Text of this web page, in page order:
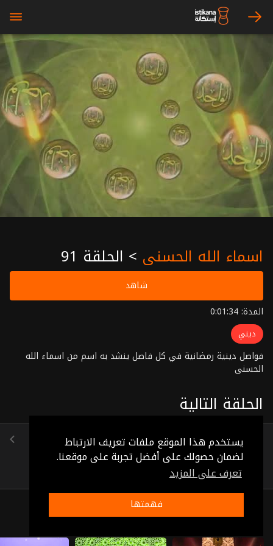
يستخدم هذا الموقع ملفات تعريف الارتباط
لضمان حصولك على أفضل تجربة على موقعنا.
تعرف على المزيد
فهمتها
arrow_right
bars
اسماء الله الحسنى > الحلقة 91
شاهد
المدة: 0:01:34
ديني
فواصل دينية رمضانية في كل فاصل ينشد به اسم من اسماء الله
الحسنى
الحلقة التالية
الحلقة 92
(0:01:35)
ذات صلة